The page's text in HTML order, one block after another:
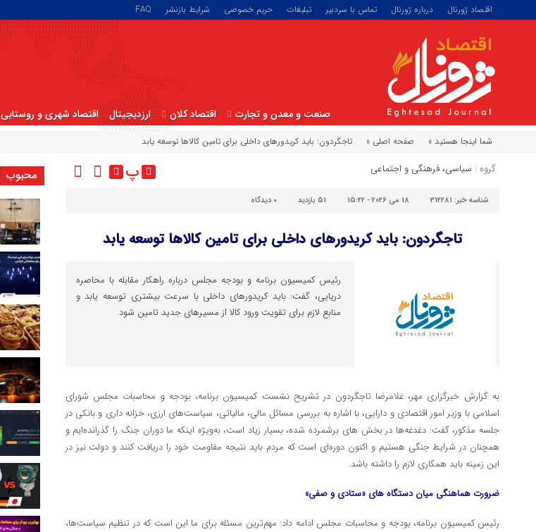
اقتصاد ژورنال درباره ژورنال تماس با سردبیر تبلیغات حریم خصوصی شرایط بازنشر FAQ
صنعت و معدن و تجارت اقتصاد کلان ارزدیجیتال اقتصاد شهری و روستایی
شما اینجا هستید » صفحه اصلی » تاجگردون: باید کریدورهای داخلی برای تامین کالاها توسعه یابد
گروه : سیاسی، فرهنگی و اجتماعی پ
شناسه خبر: 312281 18 می 2026 - 15:22 51 بازدید ۰ دیدگاه
تاجگردون: باید کریدورهای داخلی برای تامین کالاها توسعه یابد
رئیس کمیسیون برنامه و بودجه مجلس درباره راهکار مقابله با محاصره
دریایی، گفت: باید کریدورهای داخلی با سرعت بیشتری توسعه یابد و
منابع لازم برای تقویت ورود کالا از مسیرهای جدید تامین شود.
به گزارش خبرگزاری مهر، غلامرضا تاجگردون در تشریح نشست کمیسیون برنامه، بودجه و محاسبات مجلس شورای
اسلامی با وزیر امور اقتصادی و دارایی، با اشاره به بررسی مسائل مالی، مالیاتی، سیاست‌های ارزی، خزانه داری و بانکی در
جلسه مذکور، گفت: دغدغه‌ها در بخش های برشمرده شده، بسیار زیاد است، به‌ویژه اینکه ما دوران جنگ را گذرانده‌ایم و
همچنان در شرایط جنگی هستیم و اکنون دوره‌ای است که مردم باید نتیجه مقاومت خود را دریافت کنند و دولت نیز در
این زمینه باید همکاری لازم را داشته باشد.
ضرورت هماهنگی میان دستگاه های «ستادی و صفی»
رئیس کمیسیون برنامه، بودجه و محاسبات مجلس ادامه داد: مهم‌ترین مسئله برای ما این است که در تنظیم سیاست‌ها،
محبوب